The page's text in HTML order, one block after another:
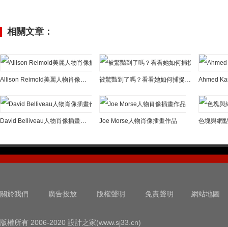
相關文章：
Allison Reimold美麗人物肖像插畫 被驚豔到了嗎？看看她如何捕捉人物肖像的靈魂
David Belliveau人物肖像插畫作品 Joe Morse人物肖像插畫作品
關於我們 廣告投放 版權聲明 免責聲明 網站地圖
版權所有 2006-2020 設計之家(www.sj33.cn)